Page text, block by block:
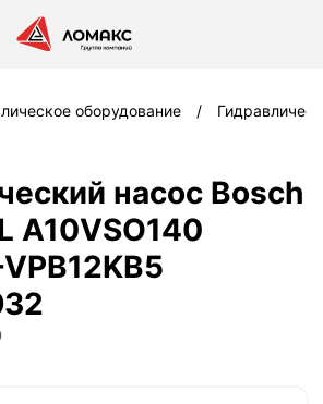
оборудование
насос Bosch
A10VSO140